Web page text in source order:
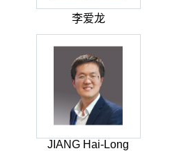
李爱龙
JIANG Hai-Long